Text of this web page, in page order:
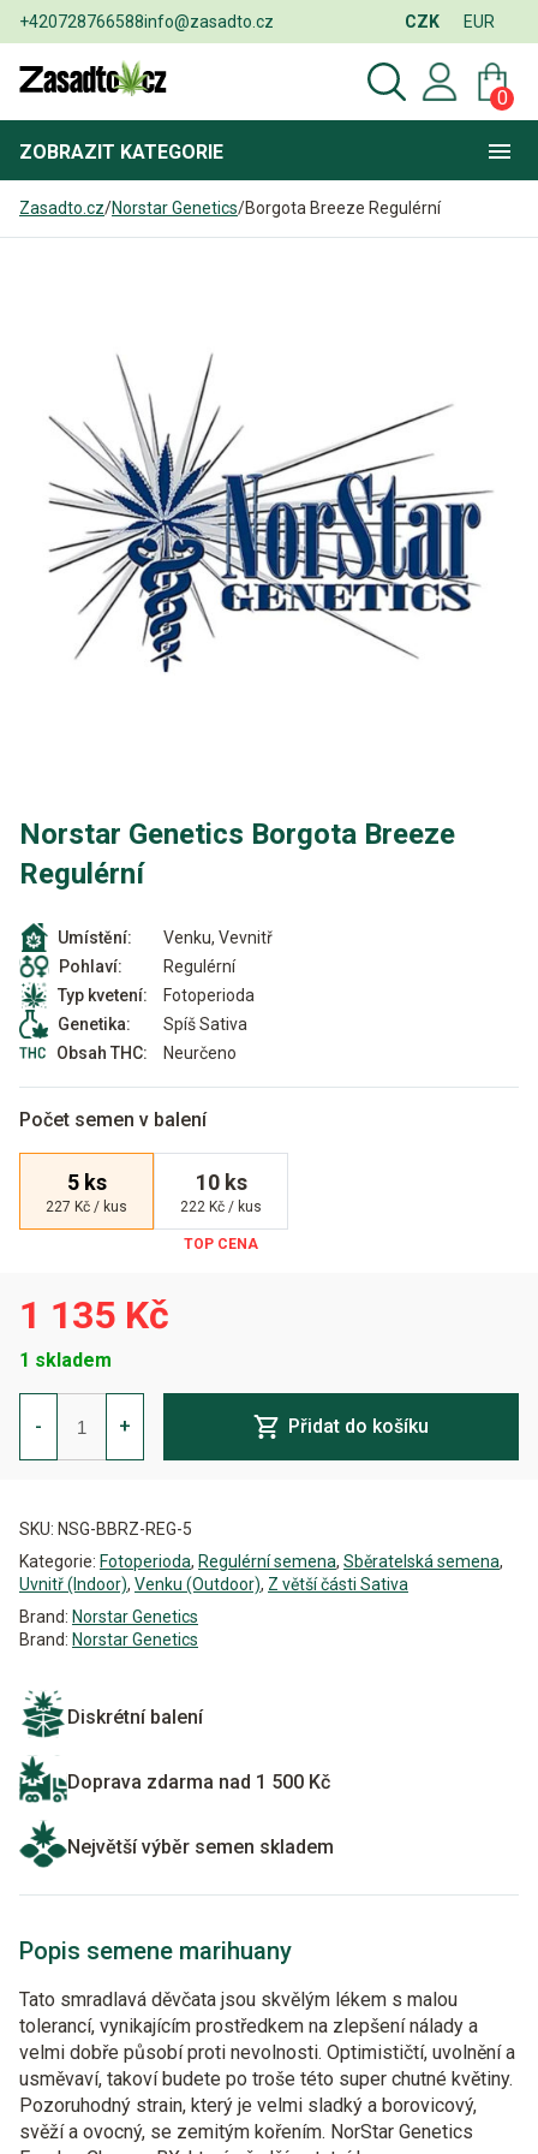
+420728766588info@zasadto.cz CZK EUR
0
ZOBRAZIT KATEGORIE
Zasadto.cz/Norstar Genetics/Borgota Breeze Regulérní
Norstar Genetics Borgota Breeze
Regulérní
Umístění:
Venku, Vevnitř
Pohlaví:
Regulérní
Typ kvetení:
Fotoperioda
Genetika:
Spíš Sativa
Obsah THC:
Neurčeno
Počet semen v balení
5 ks
227 Kč / kus
10 ks
222 Kč / kus
1 135 Kč
1 skladem
-
Borgota
Breeze
Regulérní
množství
+ Přidat do košíku
SKU: NSG-BBRZ-REG-5
Kategorie: Fotoperioda, Regulérní semena, Sběratelská semena,
Uvnitř (Indoor), Venku (Outdoor), Z větší části Sativa
Brand: Norstar Genetics
Brand: Norstar Genetics
Diskrétní balení
Doprava zdarma nad 1 500 Kč
Největší výběr semen skladem
Popis semene marihuany
Tato smradlavá děvčata jsou skvělým lékem s malou
tolerancí, vynikajícím prostředkem na zlepšení nálady a
velmi dobře působí proti nevolnosti. Optimističtí, uvolnění a
usměvaví, takoví budete po troše této super chutné květiny.
Pozoruhodný strain, který je velmi sladký a borovicový,
svěží a ovocný, se zemitým kořením. NorStar Genetics